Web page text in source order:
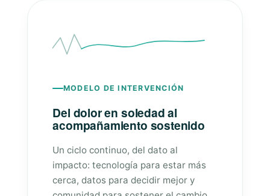
MODELO DE INTERVENCIÓN
Del dolor en soledad al
acompañamiento sostenido
Un ciclo continuo, del dato al
impacto: tecnología para estar más
cerca, datos para decidir mejor y